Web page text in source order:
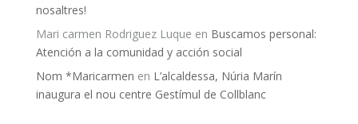
nosaltres!
Mari carmen Rodriguez Luque en Buscamos personal:
Atención a la comunidad y acción social
Nom *Maricarmen en L’alcaldessa, Núria Marín
inaugura el nou centre Gestímul de Collblanc